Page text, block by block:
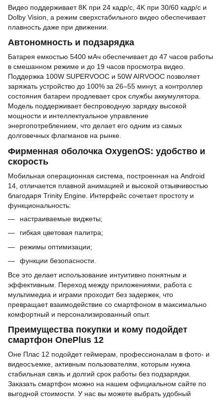
Видео поддерживает 8K при 24 кадр/с, 4K при 30/60 кадр/с и
Dolby Vision, а режим сверхстабильного видео обеспечивает
плавность даже при движении.
Автономность и подзарядка
Батарея емкостью 5400 мАч обеспечивает до 47 часов работы
в смешанном режиме и до 19 часов просмотра видео.
Поддержка 100W SUPERVOOC и 50W AIRVOOC позволяет
заряжать устройство до 100% за 26–55 минут, а контроллер
состояния батареи продлевает срок службы аккумулятора.
Модель поддерживает беспроводную зарядку высокой
мощности и интеллектуальное управление
энергопотреблением, что делает его одним из самых
долговечных флагманов на рынке.
Фирменная оболочка OxygenOS: удобство и
скорость
Мобильная операционная система, построенная на Android
14, отличается плавной анимацией и высокой отзывчивостью
благодаря Trinity Engine. Интерфейс сочетает простоту и
функциональность:
настраиваемые виджеты;
гибкая цветовая палитра;
режимы оптимизации;
функции безопасности.
Все это делает использование интуитивно понятным и
эффективным. Переход между приложениями, работа с
мультимедиа и играми проходит без задержек, что
превращает взаимодействие со смартфоном в максимально
комфортный и персонализированный опыт.
Преимущества покупки и кому подойдет
смартфон OnePlus 12
Оне Плас 12 подойдет геймерам, профессионалам в фото- и
видеосъемке, активным пользователям, которым нужна
стабильная связь и долгий срок работы без подзарядки.
Заказать смартфон можно на нашем официальном сайте по
выгодной стоимости. У нас вы можете выбрать удобный